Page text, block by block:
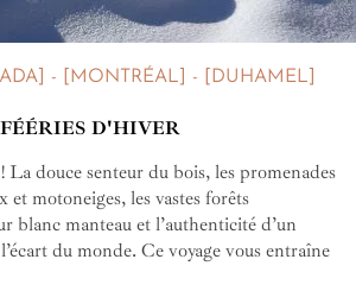
- [MONTRÉAL] - [DUHAMEL]
FÉÉRIES D'HIVER
douce senteur du bois, les promenades
et motoneiges, les vastes forêts
blanc manteau et l’authenticité d’un
du monde. Ce voyage vous entraîne
hiver canadien traditionnel…